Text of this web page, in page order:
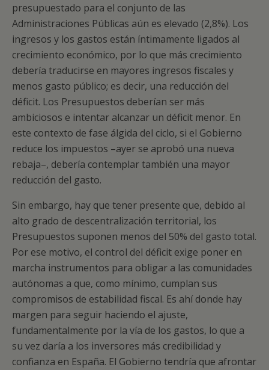
presupuestado para el conjunto de las
Administraciones Públicas aún es elevado (2,8%). Los
ingresos y los gastos están íntimamente ligados al
crecimiento económico, por lo que más crecimiento
debería traducirse en mayores ingresos fiscales y
menos gasto público; es decir, una reducción del
déficit. Los Presupuestos deberían ser más
ambiciosos e intentar alcanzar un déficit menor. En
este contexto de fase álgida del ciclo, si el Gobierno
reduce los impuestos –ayer se aprobó una nueva
rebaja–, debería contemplar también una mayor
reducción del gasto.
Sin embargo, hay que tener presente que, debido al
alto grado de descentralización territorial, los
Presupuestos suponen menos del 50% del gasto total.
Por ese motivo, el control del déficit exige poner en
marcha instrumentos para obligar a las comunidades
autónomas a que, como mínimo, cumplan sus
compromisos de estabilidad fiscal. Es ahí donde hay
margen para seguir haciendo el ajuste,
fundamentalmente por la vía de los gastos, lo que a
su vez daría a los inversores más credibilidad y
confianza en España. El Gobierno tendría que afrontar